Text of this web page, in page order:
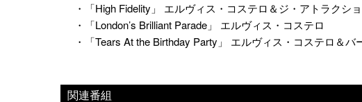
・「High Fidelity」 エルヴィス・コステロ＆ジ・アトラクシ
・「London’s Brilliant Parade」 エルヴィス・コステロ
・「Tears At the Birthday Party」 エルヴィス・コステロ＆バ
関連番組